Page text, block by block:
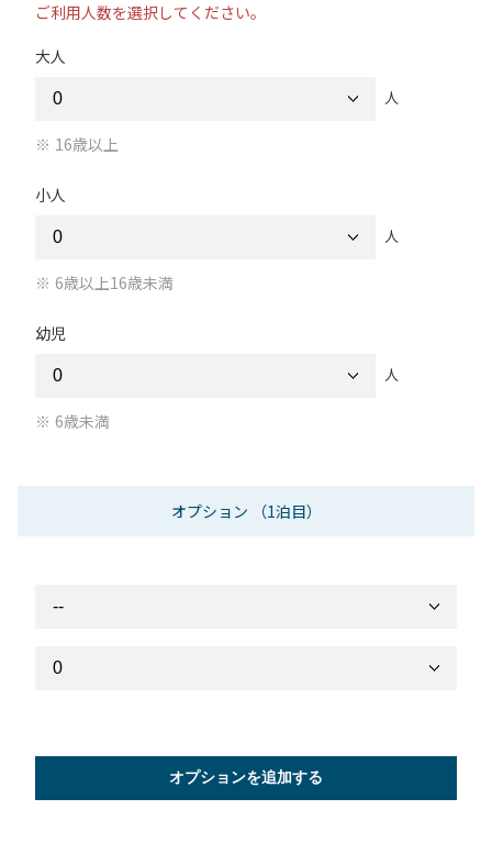
ご利用人数を選択してください。
大人
人
16歳以上
小人
人
6歳以上16歳未満
幼児
人
6歳未満
オプション （1泊目）
オプションを追加する